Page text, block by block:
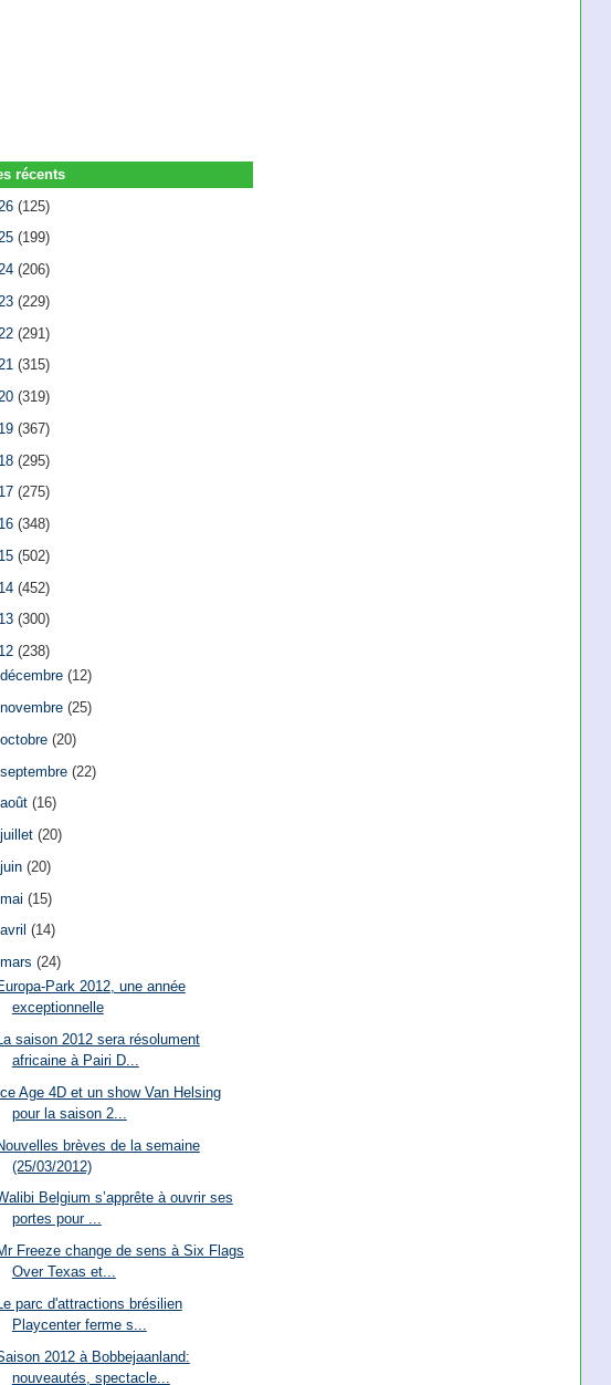
récents
(125)
(199)
(206)
(229)
(291)
(315)
(319)
(367)
(295)
(275)
(348)
(502)
(452)
(300)
(238)
décembre (12)
novembre (25)
octobre (20)
septembre (22)
août (16)
juillet (20)
juin (20)
mai (15)
avril (14)
mars (24)
Park 2012, une année
exceptionnelle
saison 2012 sera résolument
africaine à Pairi D...
Ice Age 4D et un show Van Helsing
pour la saison 2...
brèves de la semaine
(25/03/2012)
Belgium s’apprête à ouvrir ses
portes pour ...
Freeze change de sens à Six Flags
Over Texas et...
Le parc d'attractions brésilien
Playcenter ferme s...
2012 à Bobbejaanland:
nouveautés, spectacle...